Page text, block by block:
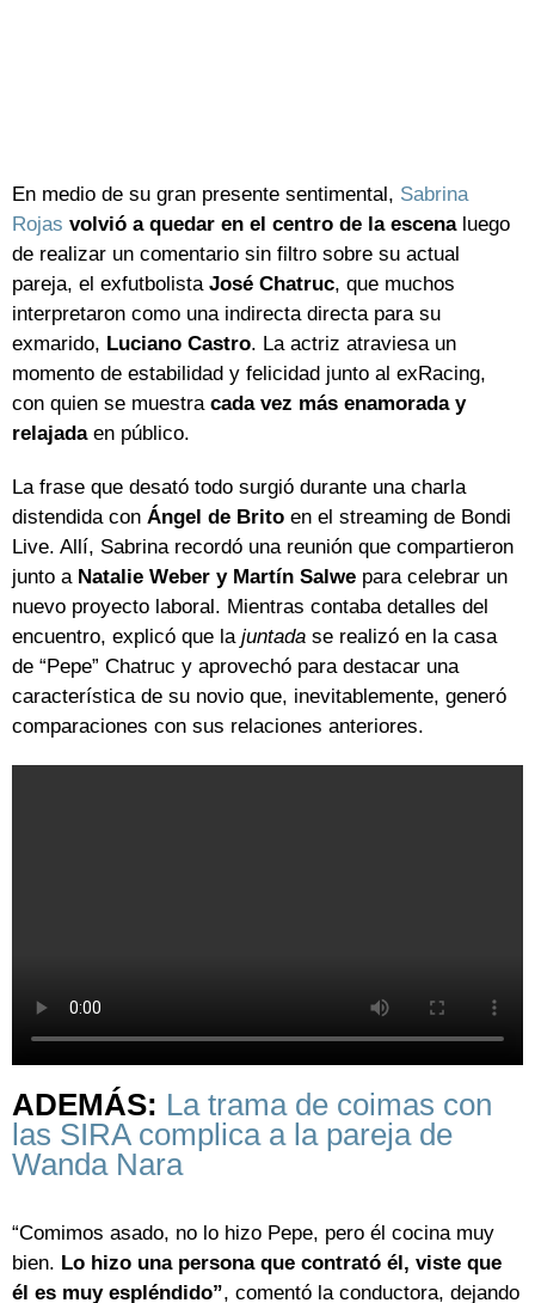
En medio de su gran presente sentimental, Sabrina
Rojas volvió a quedar en el centro de la escenaluego
de realizar un comentario sin filtro sobre su actual
pareja, el exfutbolista José Chatruc, que muchos
interpretaron como una indirecta directa para su
exmarido, Luciano Castro. La actriz atraviesa un
momento de estabilidad y felicidad junto al exRacing,
con quien se muestra cada vez más enamorada y
relajadaen público.
La frase que desató todo surgió durante una charla
distendida con Ángel de Brito en el streaming de Bondi
Live. Allí, Sabrina recordó una reunión que compartieron
junto a Natalie Weber y Martín Salwe para celebrar un
nuevo proyecto laboral. Mientras contaba detalles del
encuentro, explicó que la juntada se realizó en la casa
de “Pepe” Chatruc y aprovechó para destacar una
característica de su novio que, inevitablemente, generó
comparaciones con sus relaciones anteriores.
ADEMÁS: La trama de coimas con
las SIRA complica a la pareja de
Wanda Nara
“Comimos asado, no lo hizo Pepe, pero él cocina muy
bien. Lo hizo una persona que contrató él, viste que
él es muy espléndido”, comentó la conductora, dejando